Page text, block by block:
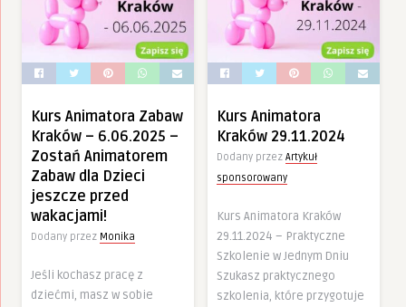
Kurs Animatora Zabaw
Kraków – 6.06.2025 –
Zostań Animatorem
Zabaw dla Dzieci
jeszcze przed
wakacjami!
Dodany przez Monika
Jeśli kochasz pracę z
dziećmi, masz w sobie
Kurs Animatora
Kraków 29.11.2024
Dodany przez Artykuł
sponsorowany
Kurs Animatora Kraków
29.11.2024 – Praktyczne
Szkolenie w Jednym Dniu
Szukasz praktycznego
szkolenia, które przygotuje